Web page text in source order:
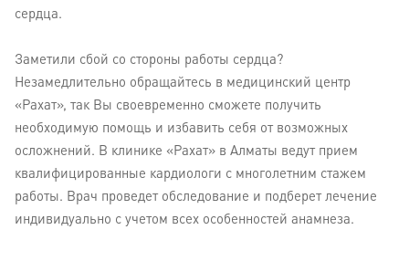
сердца.
Заметили сбой со стороны работы сердца?
Незамедлительно обращайтесь в медицинский центр
«Рахат», так Вы своевременно сможете получить
необходимую помощь и избавить себя от возможных
осложнений. В клинике «Рахат» в Алматы ведут прием
квалифицированные кардиологи с многолетним стажем
работы. Врач проведет обследование и подберет лечение
индивидуально с учетом всех особенностей анамнеза.